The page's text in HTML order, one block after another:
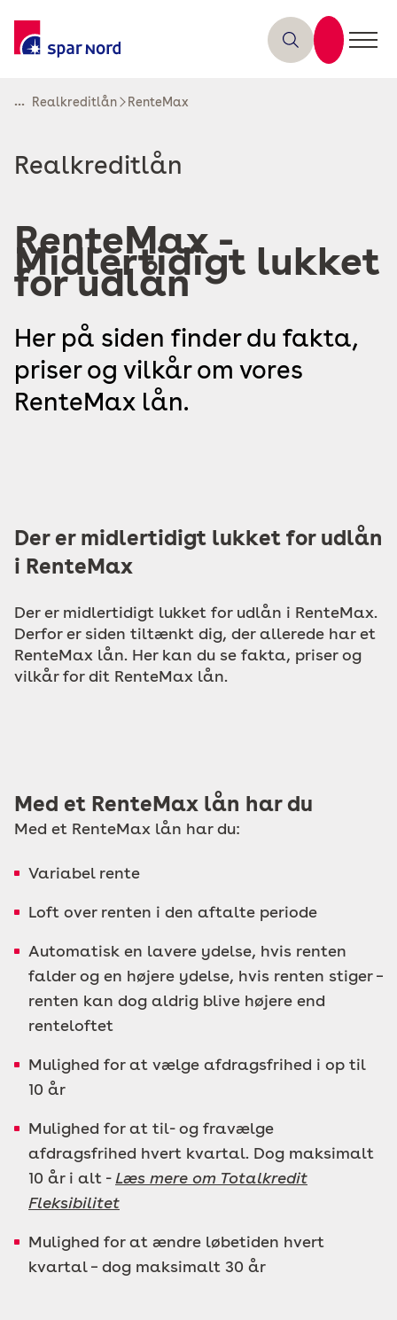
... Realkreditlån RenteMax
Read
Realkreditlån
RenteMax -
Midlertidigt lukket
for udlån
Her på siden finder du fakta,
priser og vilkår om vores
RenteMax lån.
Der er midlertidigt lukket for udlån
i RenteMax
Der er midlertidigt lukket for udlån i RenteMax.
Derfor er siden tiltænkt dig, der allerede har et
RenteMax lån. Her kan du se fakta, priser og
vilkår for dit RenteMax lån.
Med et RenteMax lån har du
Med et RenteMax lån har du:
Variabel rente
Loft over renten i den aftalte periode
Automatisk en lavere ydelse, hvis renten
falder og en højere ydelse, hvis renten stiger –
renten kan dog aldrig blive højere end
renteloftet
Mulighed for at vælge afdragsfrihed i op til
10 år
Mulighed for at til- og fravælge
afdragsfrihed hvert kvartal. Dog maksimalt
10 år i alt - Læs mere om Totalkredit
Fleksibilitet
Mulighed for at ændre løbetiden hvert
kvartal – dog maksimalt 30 år